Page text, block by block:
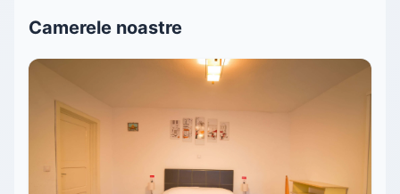
Camerele noastre